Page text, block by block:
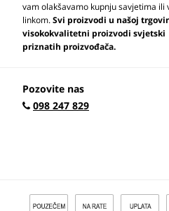
vam olakšavamo kupnju savjetima ili
linkom.Svi proizvodi u našoj
visokokvalitetni proizvodi svjetski
priznatih proizvođača.
Pozovite nas
098 247 829